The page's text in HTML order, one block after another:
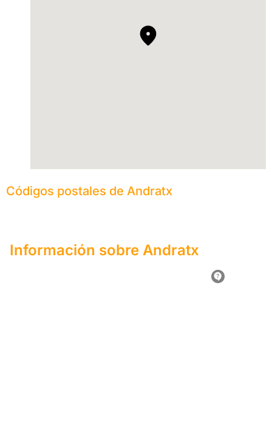
Códigos postales de Andratx
Información sobre Andratx